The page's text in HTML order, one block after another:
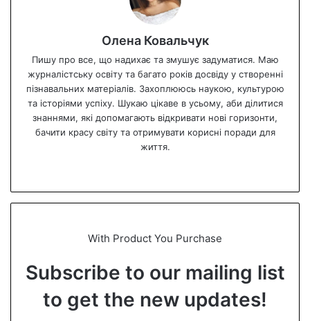
Олена Ковальчук
Пишу про все, що надихає та змушує задуматися. Маю
журналістську освіту та багато років досвіду у створенні
пізнавальних матеріалів. Захоплююсь наукою, культурою
та історіями успіху. Шукаю цікаве в усьому, аби ділитися
знаннями, які допомагають відкривати нові горизонти,
бачити красу світу та отримувати корисні поради для
життя.
te
With Product You Purchase
Subscribe to our mailing list
to get the new updates!